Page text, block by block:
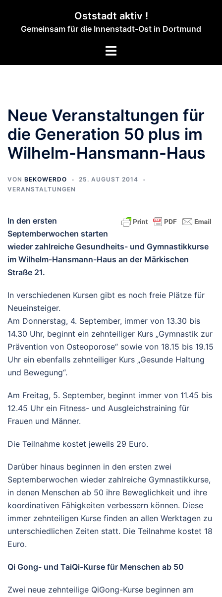
springen
Oststadt aktiv !
Gemeinsam für die Innenstadt-Ost in Dortmund
Menü
Neue Veranstaltungen für
die Generation 50 plus im
Wilhelm-Hansmann-Haus
VON BEKOWERDO
25. AUGUST 2014
VERANSTALTUNGEN
In den ersten
Septemberwochen starten
wieder zahlreiche Gesundheits- und Gymnastikkurse
im Wilhelm-Hansmann-Haus an der Märkischen
Straße 21.
In verschiedenen Kursen gibt es noch freie Plätze für
Neueinsteiger.
Am Donnerstag, 4. September, immer von 13.30 bis
14.30 Uhr, beginnt ein zehnteiliger Kurs „Gymnastik zur
Prävention von Osteoporose“ sowie von 18.15 bis 19.15
Uhr ein ebenfalls zehnteiliger Kurs „Gesunde Haltung
und Bewegung“.
Am Freitag, 5. September, beginnt immer von 11.45 bis
12.45 Uhr ein Fitness- und Ausgleichstraining für
Frauen und Männer.
Die Teilnahme kostet jeweils 29 Euro.
Darüber hinaus beginnen in den ersten zwei
Septemberwochen wieder zahlreiche Gymnastikkurse,
in denen Menschen ab 50 ihre Beweglichkeit und ihre
koordinativen Fähigkeiten verbessern können. Diese
immer zehnteiligen Kurse finden an allen Werktagen zu
unterschiedlichen Zeiten statt. Die Teilnahme kostet 18
Euro.
Qi Gong- und TaiQi-Kurse für Menschen ab 50
Zwei neue zehnteilige QiGong-Kurse beginnen am